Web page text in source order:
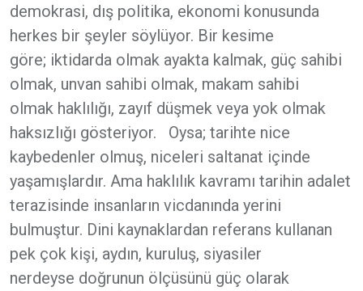
demokrasi, dış politika, ekonomi konusunda
herkes bir şeyler söylüyor. Bir kesime
göre; iktidarda olmak ayakta kalmak, güç sahibi
olmak, unvan sahibi olmak, makam sahibi
olmak haklılığı, zayıf düşmek veya yok olmak
haksızlığı gösteriyor. Oysa; tarihte nice
kaybedenler olmuş, niceleri saltanat içinde
yaşamışlardır. Ama haklılık kavramı tarihin adalet
terazisinde insanların vicdanında yerini
bulmuştur. Dini kaynaklardan referans kullanan
pek çok kişi, aydın, kuruluş, siyasiler
nerdeyse doğrunun ölçüsünü güç olarak